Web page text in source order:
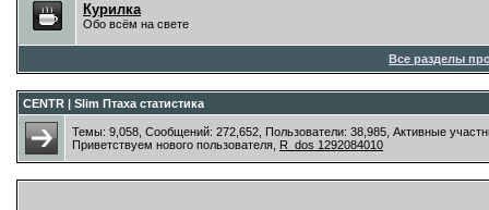
Курилка
Обо всём на свете
Все разделы
CENTR | Slim Птаха статистика
Темы: 9,058, Сообщений: 272,652, Пользователи: 38,985, Активные
Приветствуем нового пользователя, R_dos 1292084010